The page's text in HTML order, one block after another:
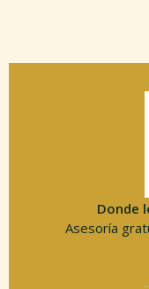
Donde
Asesoría